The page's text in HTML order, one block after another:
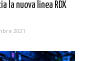
la nuova linea RDX
2021